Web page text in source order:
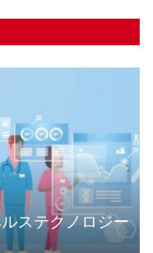
ステクノロジー